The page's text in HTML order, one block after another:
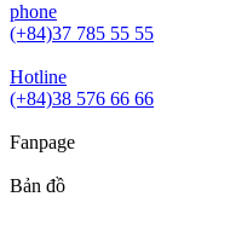
phone
(+84)37 785 55 55
Hotline
(+84)38 576 66 66
Fanpage
Bản đồ